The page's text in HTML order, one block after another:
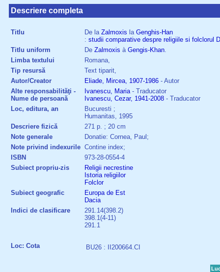
Descriere completa
Titlu De la Zalmoxis la Genghis-Han
: studii comparative despre religiile si folclorul
Titlu uniform
De Zalmoxis à Gengis-Khan.
Limba textului
Romana,
Tip resursă
Text tiparit,
Autor/Creator
Eliade, Mircea, 1907-1986 - Autor
Alte responsabilităţi -
Nume de persoană
Ivanescu, Maria- Traducator
Ivanescu, Cezar, 1941-2008 - Traducator
Loc, editura, an
Bucuresti ;
Humanitas, 1995
Descriere fizică
271 p. ; 20 cm
Note generale
Donatie: Cornea, Paul;
Note privind indexurile Contine index;
ISBN
973-28-0554-4
Subiect propriu-zis
Religii necrestine
Istoria religiilor
Folclor
Subiect geografic
Europa de Est
Dacia
Indici de clasificare
291.14(398.2)
398.1(4-11)
291.1
Loc: Cota BU26 : II200664.CI